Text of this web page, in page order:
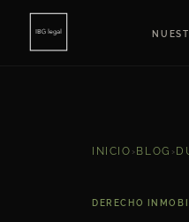
INICIO ›BLOG ›
DERECHO